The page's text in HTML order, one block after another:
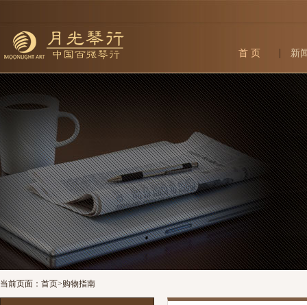
首 页 新
当前页面： 首页>购物指南